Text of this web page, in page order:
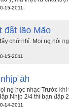
15-2011
đất lão Mão
chứ nhỉ. Mọi ng nói
15-2011
àh
ng học nhạc Trước
Nhịp 2/4 thì bạn đập
14-2011